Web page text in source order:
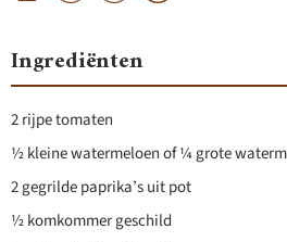
Ingrediënten
2 rijpe tomaten
½ kleine watermeloen of ¼ grote
2 gegrilde paprika’s uit pot
½ komkommer geschild